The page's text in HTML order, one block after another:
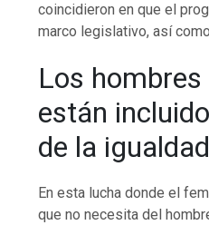
coincidieron en que el
marco legislativo, así
Los
están
de la igualdad
En esta lucha donde el
que no necesita del